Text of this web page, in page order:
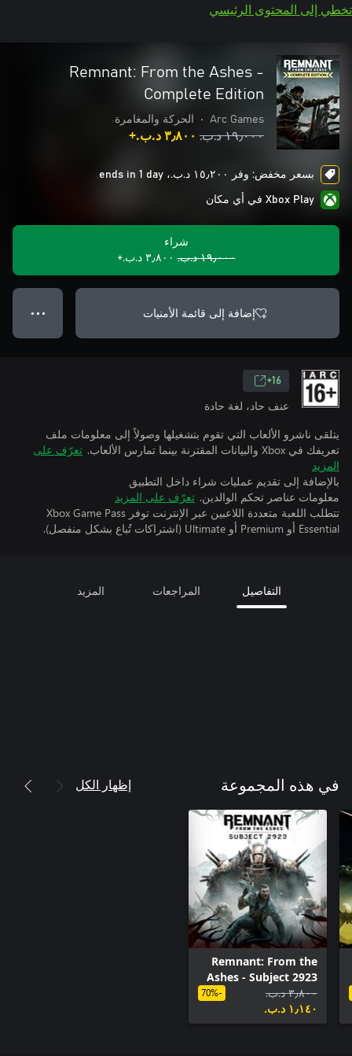
تخطي إلى المحتوى الرئيسي
Remnant: From the Ashes -
Complete Edition
Arc Games
• الحركة والمغامرة
١٩٫٠٠٠ د.ب.‏ ٣٫٨٠٠ د.ب.‏+
بسعر مخفض: وفر ١٥٫٢٠٠ د.ب.‏، ends in 1 day
Xbox Play في أي مكان
شراء
١٩٫٠٠٠ د.ب.‏
٣٫٨٠٠ د.ب.‏+
إضافة إلى قائمة الأمنيات ● ● ●
16+
عنف حاد، لغة حادة
يتلقى ناشرو الألعاب التي تقوم بتشغيلها وصولاً إلى معلومات ملف
تعريفك في Xbox والبيانات المقترنة بينما تمارس الألعاب.
تعرّف على
المزيد
بالإضافة إلى تقديم عمليات شراء داخل التطبيق
معلومات عناصر تحكم الوالدين. تعرّف على المزيد
تتطلب اللعبة متعددة اللاعبين عبر الإنترنت توفر Xbox Game Pass
Essential أو Premium أو Ultimate (اشتراكات تُباع بشكل منفصل).
التفاصيل المراجعات المزيد
في هذه المجموعة إظهار الكل
Remnant: From the
Ashes - Subject 2923
٣٫٨٠٠ د.ب.‏
١٫١٤٠ د.ب.‏
-70%